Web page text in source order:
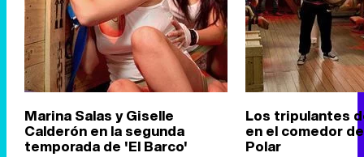
Marina Salas y Giselle
Calderón en la segunda
temporada de 'El Barco'
Los tripulantes
en el comedor
Polar